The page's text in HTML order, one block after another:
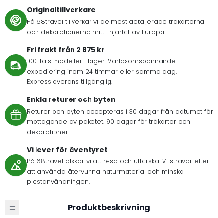
Originaltillverkare
På 68travel tillverkar vi de mest detaljerade träkartorna
och dekorationerna mitt i hjärtat av Europa.
Fri frakt från 2 875 kr
100-tals modeller i lager. Världsomspännande
expediering inom 24 timmar eller samma dag.
Expressleverans tillgänglig.
Enkla returer och byten
Returer och byten accepteras i 30 dagar från datumet för
mottagande av paketet. 90 dagar för träkartor och
dekorationer.
Vi lever för äventyret
På 68travel älskar vi att resa och utforska. Vi strävar efter
att använda återvunna naturmaterial och minska
plastanvändningen.
Produktbeskrivning